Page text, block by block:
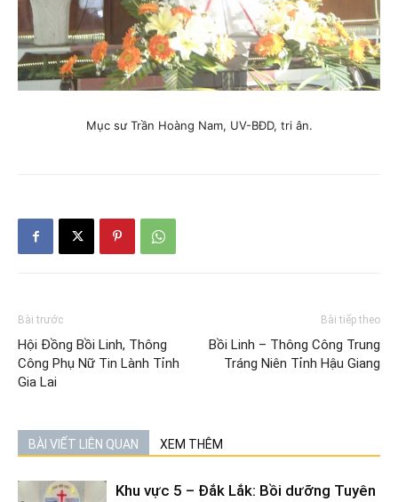
Mục sư Trần Hoàng Nam, UV-BĐD, tri ân.
Bài trước
Hội Đồng Bồi Linh, Thông
Công Phụ Nữ Tin Lành Tỉnh
Gia Lai
Bài tiếp theo
Bồi Linh – Thông Công Trung
Tráng Niên Tỉnh Hậu Giang
BÀI VIẾT LIÊN QUAN XEM THÊM
Khu vực 5 – Đắk Lắk: Bồi dưỡng Tuyên